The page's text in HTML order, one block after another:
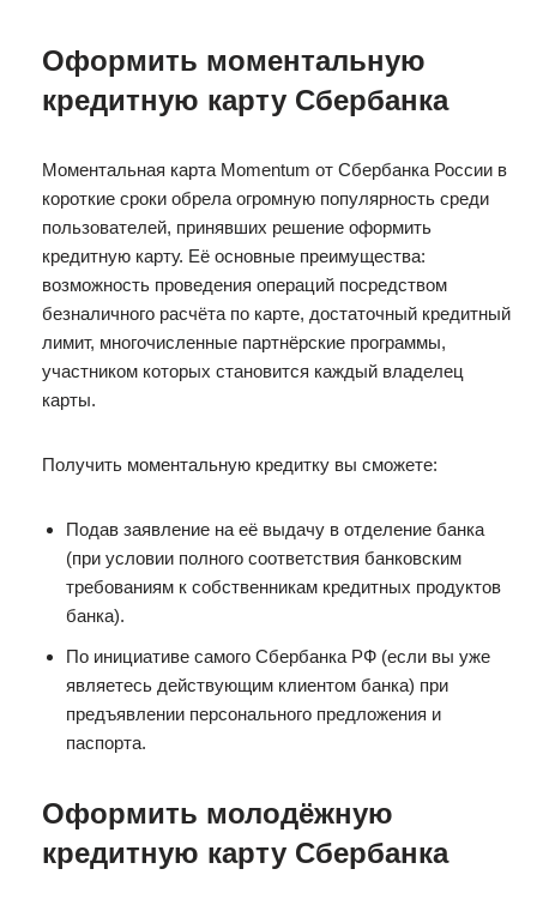
Оформить моментальную
кредитную карту Сбербанка
Моментальная карта Momentum от Сбербанка России в
короткие сроки обрела огромную популярность среди
пользователей, принявших решение оформить
кредитную карту. Её основные преимущества:
возможность проведения операций посредством
безналичного расчёта по карте, достаточный кредитный
лимит, многочисленные партнёрские программы,
участником которых становится каждый владелец
карты.
Получить моментальную кредитку вы сможете:
Подав заявление на её выдачу в отделение банка
(при условии полного соответствия банковским
требованиям к собственникам кредитных продуктов
банка).
По инициативе самого Сбербанка РФ (если вы уже
являетесь действующим клиентом банка) при
предъявлении персонального предложения и
паспорта.
Оформить молодёжную
кредитную карту Сбербанка